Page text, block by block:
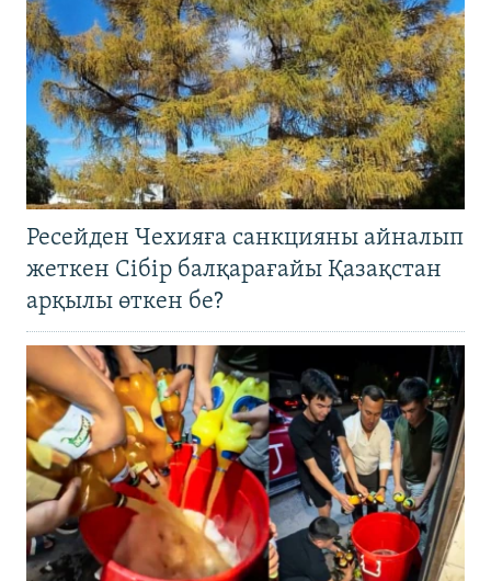
Ресейден Чехияға санкцияны айналып
жеткен Сібір балқарағайы Қазақстан
арқылы өткен бе?